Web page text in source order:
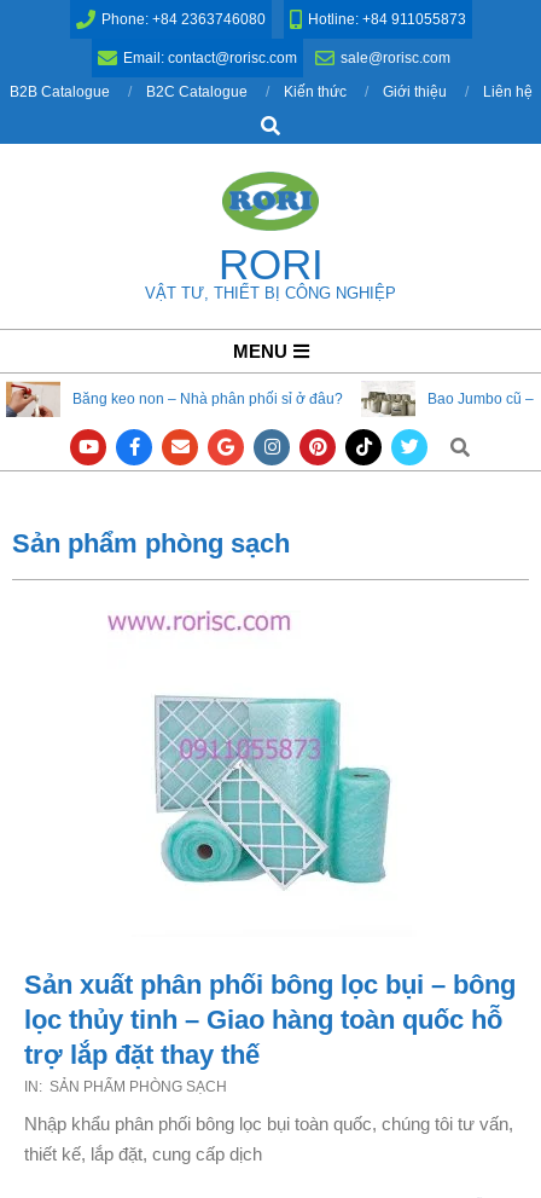
Phone: +84 2363746080 Hotline: +84 911055873
Email: contact@rorisc.com
sale@rorisc.com
B2B Catalogue
B2C Catalogue Kiến thức Giới thiệu
Liên hệ
Search
RORI
VẬT TƯ, THIẾT BỊ CÔNG NGHIỆP
Navigation
Menu
MENU
Băng keo non – Nhà phân phối sỉ ở đâu? Bao Jumbo cũ –
Search
Sản phẩm phòng sạch
Sản xuất phân phối bông lọc bụi – bông
lọc thủy tinh – Giao hàng toàn quốc hỗ
trợ lắp đặt thay thế
2021-
03-
07
IN: SẢN PHẨM PHÒNG SẠCH
Nhập khẩu phân phối bông lọc bụi toàn quốc, chúng tôi tư vấn,
thiết kế, lắp đặt, cung cấp dịch